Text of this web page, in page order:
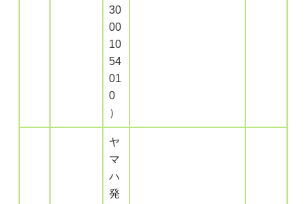
30
00
10
54
01
0
）
ヤ
マ
ハ
発